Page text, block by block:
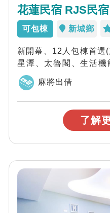
花蓮民宿 RJS民宿
可包棟 新城鄉
新開幕、12人包棟首選
星潭、太魯閣、生活機
生咖啡館，花蓮RJ’...
麻將出借
了解